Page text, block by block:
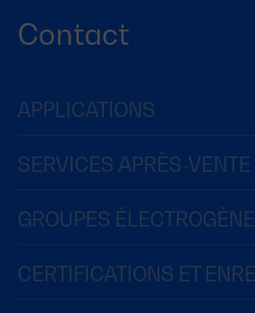
Contact
APPLICATIONS
SERVICES APRÈS-VENTE
GROUPES
CERTIFICATIONS ET